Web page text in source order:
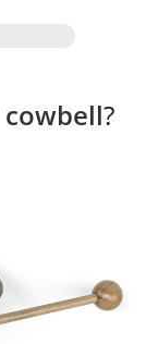
cowbell?